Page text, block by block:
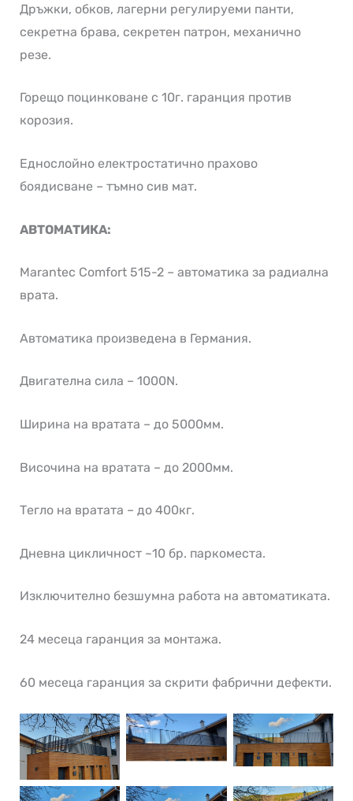
Дръжки, обков, лагерни регулируеми панти,
секретна брава, секретен патрон, механично
резе.
Горещо поцинковане с 10г. гаранция против
корозия.
Еднослойно електростатично прахово
боядисване – тъмно сив мат.
АВТОМАТИКА:
Marantec Comfort 515-2 – автоматика за радиална
врата.
Автоматика произведена в Германия.
Двигателна сила – 1000N.
Ширина на вратата – до 5000мм.
Височина на вратата – до 2000мм.
Тегло на вратата – до 400кг.
Дневна цикличност ~10 бр. паркоместа.
Изключително безшумна работа на автоматиката.
24 месеца гаранция за монтажа.
60 месеца гаранция за скрити фабрични дефекти.